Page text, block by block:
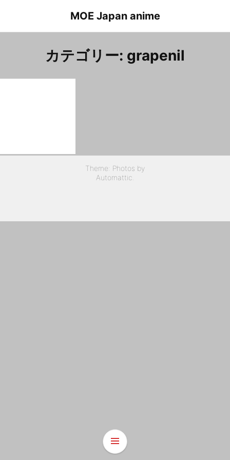
content
MOE Japan anime
カテゴリー: grapenil
Grapenil Episode 13 Mifune.Nana
グレイプニル １３話 三船奈々
Theme: Photos by
Automattic